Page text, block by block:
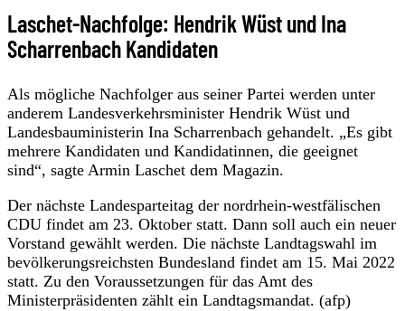
Laschet-Nachfolge: Hendrik Wüst und Ina
Scharrenbach Kandidaten
Als mögliche Nachfolger aus seiner Partei werden unter
anderem Landesverkehrsminister Hendrik Wüst und
Landesbauministerin Ina Scharrenbach gehandelt. „Es gibt
mehrere Kandidaten und Kandidatinnen, die geeignet
sind“, sagte Armin Laschet dem Magazin.
Der nächste Landesparteitag der nordrhein-westfälischen
CDU findet am 23. Oktober statt. Dann soll auch ein neuer
Vorstand gewählt werden. Die nächste Landtagswahl im
bevölkerungsreichsten Bundesland findet am 15. Mai 2022
statt. Zu den Voraussetzungen für das Amt des
Ministerpräsidenten zählt ein Landtagsmandat. (afp)